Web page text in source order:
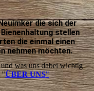
die sich der
stellen
die einmal einen
nehmen möchten.
was uns dabei wichtig
"ÜBER UNS"